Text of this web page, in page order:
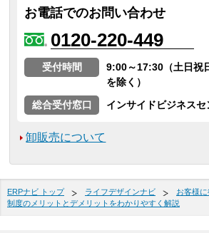
お電話でのお問い合わせ
0120-220-449
受付時間
9:00～17:30（土日祝
を除く）
総合受付窓口
インサイドビジネスセ
卸販売について
ERPナビ トップ ライフデザインナビ お客様
制度のメリットとデメリットをわかりやすく解説